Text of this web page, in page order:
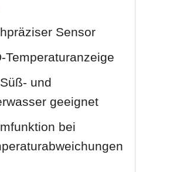
Sensor
Temperaturanzeige
und
geeignet
bei